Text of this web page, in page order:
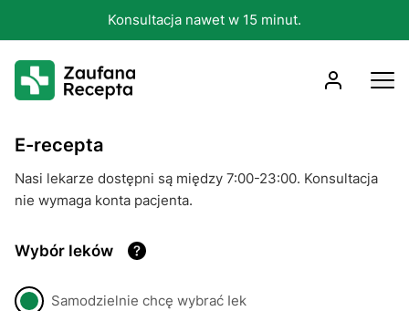
Konsultacja nawet w 15 minut.
E-rесерta
Nasi lekarze dostępni są między 7:00-23:00. Konsultacja
nie wymaga konta pacjenta.
Wybór Ieków
Samodzielnie chcę wybrać Iеk